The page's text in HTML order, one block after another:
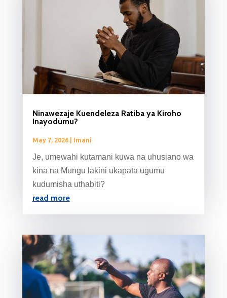
Ninawezaje Kuendeleza Ratiba ya Kiroho
Inayodumu?
May 7, 2026| Imani
Je, umewahi kutamani kuwa na uhusiano wa
kina na Mungu lakini ukapata ugumu
kudumisha uthabiti?
read more